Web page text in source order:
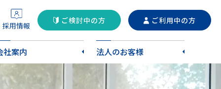
採用情報
ご検討中の方 ご利用中の方
社案内 法人のお客様